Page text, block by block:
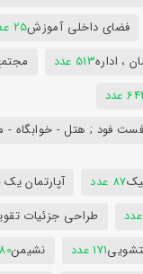
فضای داخلی آموزش25 عدد
، اداره513 عدد
عدد
فود ; هتل - خوابگاه -
87 عدد آپارتمان
طراحی جزئیات
171 عدد نشیمن80 عدد